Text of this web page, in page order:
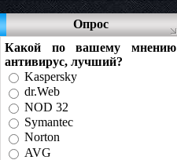
Опрос
Какой по вашему мнению
антивирус, лучший?
Kaspersky
dr.Web
NOD 32
Symantec
Norton
AVG